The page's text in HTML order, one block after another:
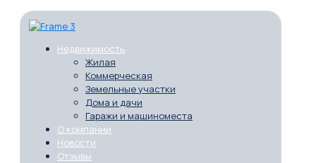
Недвижимость
Жилая
Коммерческая
Земельные участки
Дома и дачи
Гаражи и машиноместа
О компании
Новости
Отзывы